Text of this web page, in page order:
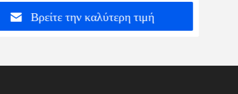
Βρείτε την καλύτερη τιμή